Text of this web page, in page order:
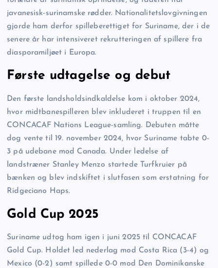
javanesisk-surinamske rødder. Nationalitetslovgivningen
gjorde ham derfor spilleberettiget for Suriname, der i de
senere år har intensiveret rekrutteringen af spillere fra
diasporamiljøet i Europa.
Første udtagelse og debut
Den første landsholdsindkaldelse kom i oktober 2024,
hvor midtbanespilleren blev inkluderet i truppen til en
CONCACAF Nations League-samling. Debuten måtte
dog vente til 19. november 2024, hvor Suriname tabte 0-
3 på udebane mod Canada. Under ledelse af
landstræner Stanley Menzo startede Turfkruier på
bænken og blev indskiftet i slutfasen som erstatning for
Ridgeciano Haps.
Gold Cup 2025
Suriname udtog ham igen i juni 2025 til CONCACAF
Gold Cup. Holdet led nederlag mod Costa Rica (3-4) og
Mexico (0-2) samt spillede 0-0 mod Den Dominikanske